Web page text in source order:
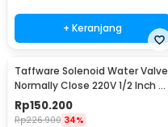
+ Keranjang
Taffware Solenoid Water Valve
Normally Close 220V 1/2 Inch -
2W-160-15
Rp150.200
Rp226.900 34%